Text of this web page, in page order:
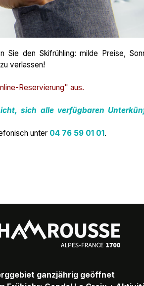
den Skifrühling: milde Preise,
verlassen!
Reservierung" aus.
sich alle verfügbaren
unter 04 76 59 01 01.
ganzjährig geöffnet